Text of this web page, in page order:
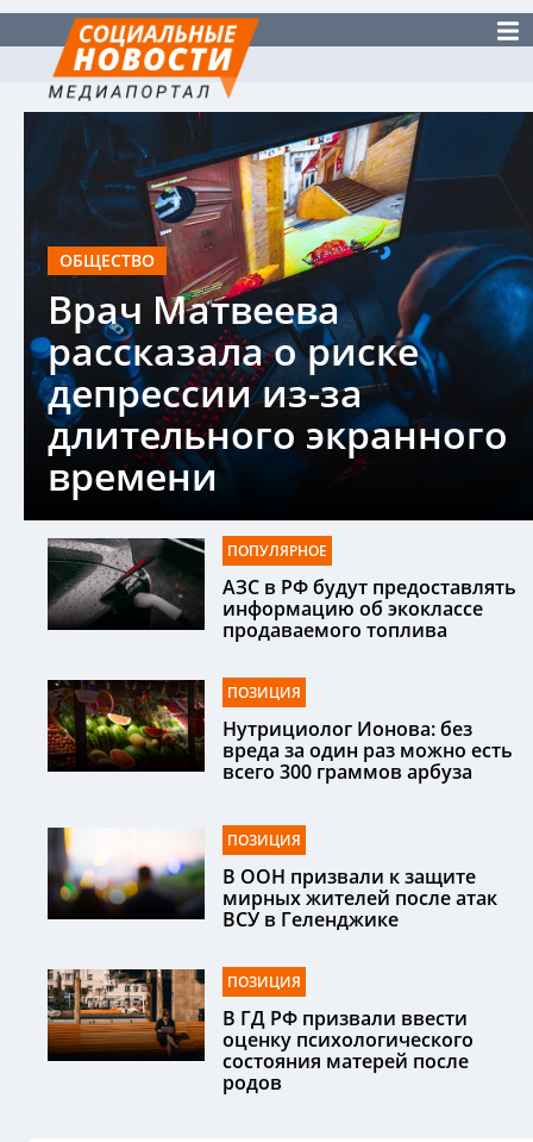
ОБЩЕСТВО
Врач Матвеева
рассказала о риске
депрессии из-за
длительного экранного
времени
ПОПУЛЯРНОЕ
АЗС в РФ будут предоставлять
информацию об экоклассе
продаваемого топлива
ПОЗИЦИЯ
Нутрициолог Ионова: без
вреда за один раз можно есть
всего 300 граммов арбуза
ПОЗИЦИЯ
В ООН призвали к защите
мирных жителей после атак
ВСУ в Геленджике
ПОЗИЦИЯ
В ГД РФ призвали ввести
оценку психологического
состояния матерей после
родов